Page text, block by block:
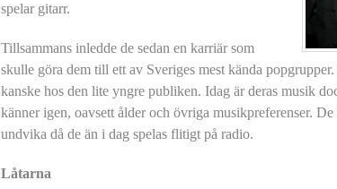
spelar gitarr.
Tillsammans inledde de sedan en karriär som
skulle göra dem till ett av Sveriges mest kända
kanske hos den lite yngre publiken. Idag är deras musik
känner igen, oavsett ålder och övriga musikpreferenser.
undvika då de än i dag spelas flitigt på radio.
Låtarna